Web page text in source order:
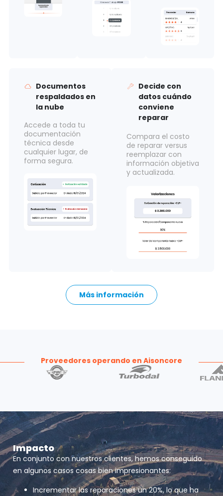
Documentos
respaldados en
la nube
Accede a toda tu
documentación
técnica desde
cualquier lugar, de
forma segura.
Decide con
datos cuándo
conviene
reparar
Compara el costo
de reparar versus
reemplazar con
información objetiva
y actualizada.
Más información
Proveedores operando en Aisoncore
Impacto
En conjunto con nuestros clientes, hemos conseguido
en algunos casos cosas bien impresionantes:
Incrementar las reparaciones un 20%, lo que ha